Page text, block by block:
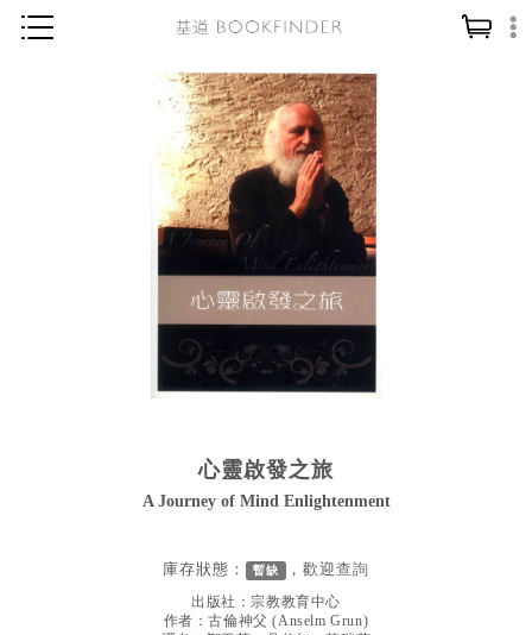
神學／教義
讀經／研經
信仰入門
教會歷史
教會事工
哲學／宗教比較
見證／傳記
心靈啟發之旅
A Journey of Mind Enlightenment
庫存狀態： 暫缺 ，歡迎查詢
出版社：宗教教育中心
作者：古倫神父 (Anselm Grun)